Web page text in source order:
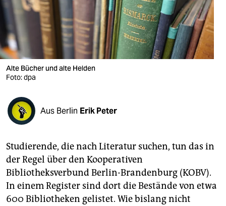
nord
wahrheit
verlag
verlag
veranstaltungen
shop
unterstützen
abo
genossenschaft
Alte Bücher und alte Helden
Foto: dpa
Aus Berlin Erik Peter
Studierende, die nach Literatur suchen, tun das in
der Regel über den Kooperativen
Bibliotheksverbund Berlin-Brandenburg (KOBV).
In einem Register sind dort die Bestände von etwa
600 Bibliotheken gelistet. Wie bislang nicht